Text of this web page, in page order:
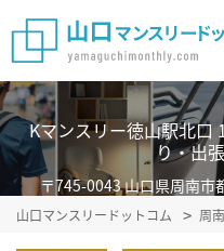
Kマンスリー徳山駅北口
り・出
〒745-0043 山口県周南市
山口マンスリードットコム 周